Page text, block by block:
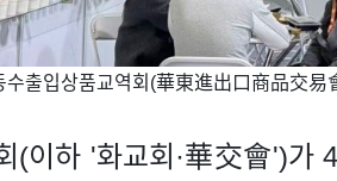
수출입상품교역회(華東進出口商品交易
(이하 '화교회·華交會')가